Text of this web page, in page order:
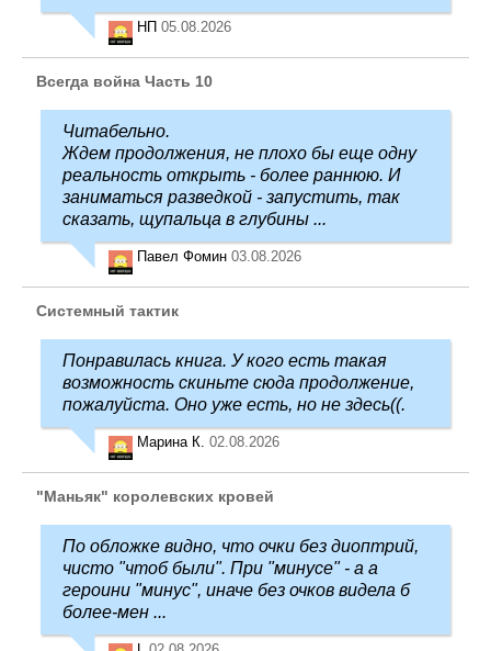
НП 05.08.2026
Всегда война Часть 10
Читабельно.
Ждем продолжения, не плохо бы еще одну
реальность открыть - более раннюю. И
заниматься разведкой - запустить, так
сказать, щупальца в глубины ...
Павел Фомин 03.08.2026
Системный тактик
Понравилась книга. У кого есть такая
возможность скиньте сюда продолжение,
пожалуйста. Оно уже есть, но не здесь((.
Марина К. 02.08.2026
"Маньяк" королевских кровей
По обложке видно, что очки без диоптрий,
чисто "чтоб были". При "минусе" - а а
героини "минус", иначе без очков видела б
более-мен ...